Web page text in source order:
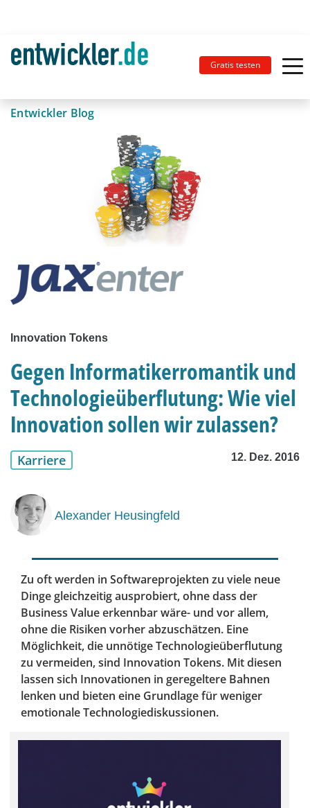
Gratis testen
Entwickler Blog
Innovation Tokens
Gegen Informatikerromantik und
Technologieüberflutung: Wie viel
Innovation sollen wir zulassen?
Karriere 12. Dez. 2016
Alexander Heusingfeld
Zu oft werden in Softwareprojekten zu viele neue
Dinge gleichzeitig ausprobiert, ohne dass der
Business Value erkennbar wäre- und vor allem,
ohne die Risiken vorher abzuschätzen. Eine
Möglichkeit, die unnötige Technologieüberflutung
zu vermeiden, sind Innovation Tokens. Mit diesen
lassen sich Innovationen in geregeltere Bahnen
lenken und bieten eine Grundlage für weniger
emotionale Technologiediskussionen.